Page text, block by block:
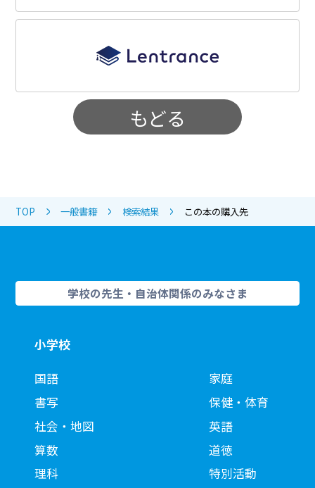
もどる
TOP 一般書籍 検索結果 この本の購入先
学校の先生・自治体関係のみなさま
小学校
国語
書写
社会・地図
算数
理科
家庭
保健・体育
英語
道徳
特別活動